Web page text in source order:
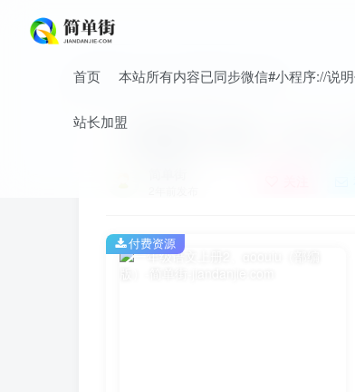
首页 本站所有内容已同步微信#小程序://说
站长加盟
首页 小学 小学语文 正文
一年级语文上册2、ɑoouiu
付费资源